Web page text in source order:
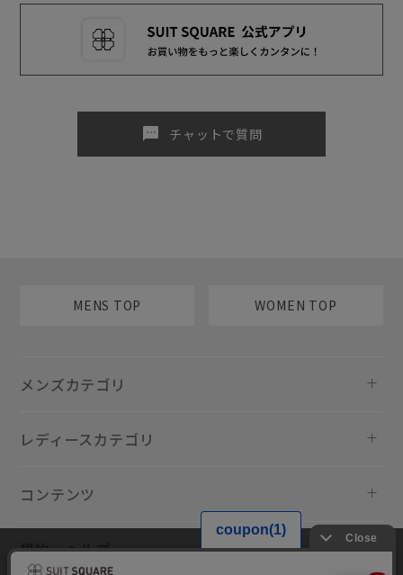
sms チャットで質問
MENS TOP WOMEN TOP
メンズカテゴリ
レディースカテゴリ
コンテンツ
規約・ヘルプ